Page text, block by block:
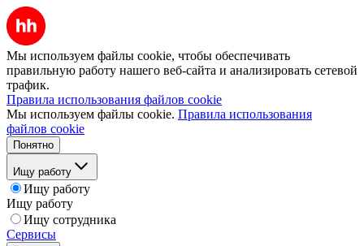
Мы используем файлы cookie, чтобы обеспечивать
правильную работу нашего веб-сайта и анализировать сетевой
трафик.
Правила использования файлов cookie
Мы используем файлы cookie. Правила использования
файлов cookie
Понятно
Ищу работу
Ищу работу
Ищу работу
Ищу сотрудника
Сервисы